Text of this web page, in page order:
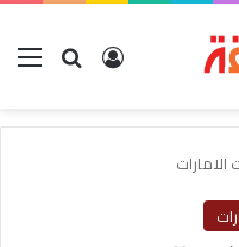
بحث عنتسجيل